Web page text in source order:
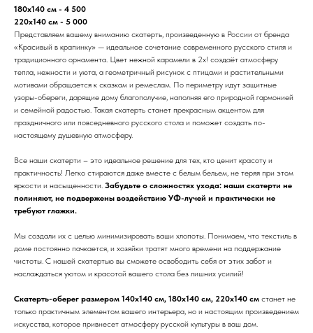
180х140 см - 4 500
220х140 см - 5 000
Представляем вашему вниманию скатерть, произведенную в России от бренда
«Красивый в крапинку» — идеальное сочетание современного русского стиля и
традиционного орнамента. Цвет нежной карамели в 2х! создаёт атмосферу
тепла, нежности и уюта, а геометричный рисунок с птицами и растительными
мотивами обращается к сказкам и ремеслам. По периметру идут защитные
узоры-обереги, дарящие дому благополучие, наполняя его природной гармонией
и семейной радостью. Такая скатерть станет прекрасным акцентом для
праздничного или повседневного русского стола и поможет создать по-
настоящему душевную атмосферу.
Все наши скатерти – это идеальное решение для тех, кто ценит красоту и
практичность! Легко стираются даже вместе с белым бельем, не теряя при этом
яркости и насыщенности. Забудьте о сложностях ухода: наши скатерти не
полиняют, не подвержены воздействию УФ-лучей и практически не
требуют глажки.
Мы создали их с целью минимизировать ваши хлопоты. Понимаем, что текстиль в
доме постоянно пачкается, и хозяйки тратят много времени на поддержание
чистоты. С нашей скатертью вы сможете освободить себя от этих забот и
наслаждаться уютом и красотой вашего стола без лишних усилий!
Скатерть-оберег размером 140х140 см, 180х140 см, 220х140 см станет не
только практичным элементом вашего интерьера, но и настоящим произведением
искусства, которое привнесет атмосферу русской культуры в ваш дом.